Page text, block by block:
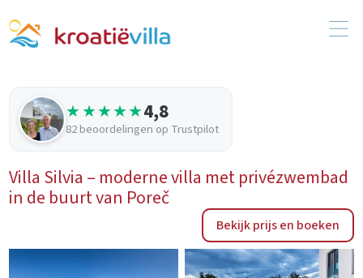
★★★★★4,8
82 beoordelingen op Trustpilot
Villa Silvia – moderne villa met privézwembad
in de buurt van Poreč
Bekijk prijs en boeken